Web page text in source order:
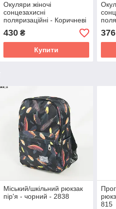
Окуляри жіночі
сонцезахисні
поляризаційні - Коричневі
(чорна лінза) - 015194
430₴
Купити
-
376
Міський/шкільний рюкзак
пір'я - чорний - 2838
815